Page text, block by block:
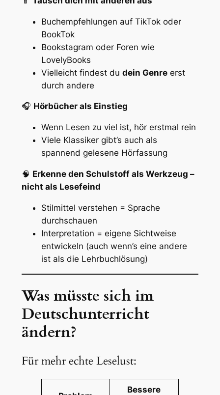
Buchempfehlungen auf TikTok oder
BookTok
Bookstagram oder Foren wie
LovelyBooks
Vielleicht findest du dein Genreerst
durch andere
🎧 Hörbücher als Einstieg
Wenn Lesen zu viel ist, hör erstmal rein
Viele Klassiker gibt’s auch als
spannend gelesene Hörfassung
🧠 Erkenne den Schulstoff als Werkzeug –
nicht als Lesefeind
Stilmittel verstehen = Sprache
durchschauen
Interpretation = eigene Sichtweise
entwickeln (auch wenn’s eine andere
ist als die Lehrbuchlösung)
Was müsste sich im
Deutschunterricht
ändern?
Für mehr echte Leselust:
Bessere